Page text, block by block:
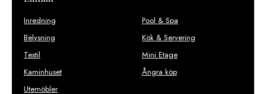
Inredning
Belysning
Textil
Kaminhuset
Utemöbler
Pool & Spa
Kök & Servering
Mini Etage
Ångra köp